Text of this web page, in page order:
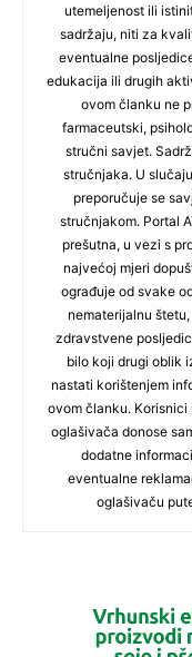
utemeljenost ili
sadržaju, niti za
eventualne
edukacija ili drugih
ovom članku ne
farmaceutski,
stručni savjet.
stručnjaka. U
preporučuje se
stručnjakom. Portal
prešutna, u vezi s
najvećoj mjeri
ograđuje od svake
nematerijalnu
zdravstvene
bilo koji drugi oblik
nastati korištenjem
ovom članku.
oglašivača donose
dodatne
eventualne
oglašivaču